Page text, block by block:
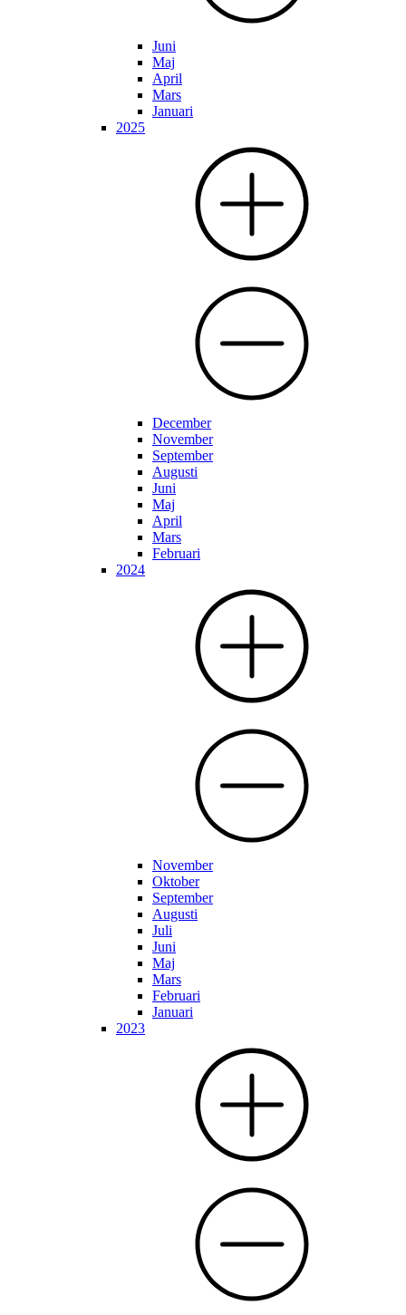
Juni
Maj
April
Mars
Januari
2025
December
November
September
Augusti
Juni
Maj
April
Mars
Februari
2024
November
Oktober
September
Augusti
Juli
Juni
Maj
Mars
Februari
Januari
2023